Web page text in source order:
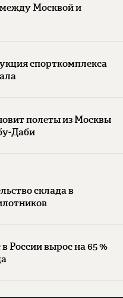
между Москвой и
спорткомплекса
полеты из Москвы
Даби
склада в
России вырос на 65 %